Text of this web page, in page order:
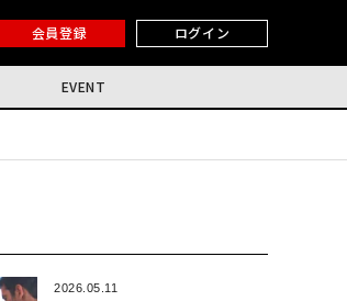
会員登録 ログイン
EVENT
2026.05.11